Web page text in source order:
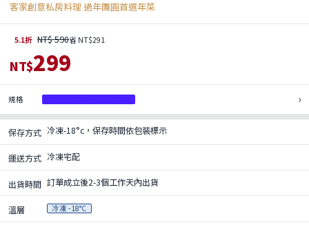
客家創意私房料理 過年團圓首選年菜
5.1折 NT$ 590省 NT$291
NT$299
規格 ›
保存方式 冷凍-18°c，保存時間依包裝標示
運送方式 冷凍宅配
出貨時間 訂單成立後2-3個工作天內出貨
溫層 冷凍 -18°C